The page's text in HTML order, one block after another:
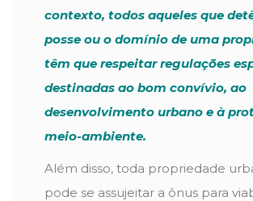
contexto, todos aqueles que
posse ou o domínio de uma
têm que respeitar regulações
destinadas ao bom convívio, ao
desenvolvimento urbano e à
meio-ambiente.
Além disso, toda propriedade
pode se assujeitar a ônus para